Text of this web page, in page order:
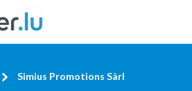
Simius Promotions Sàrl